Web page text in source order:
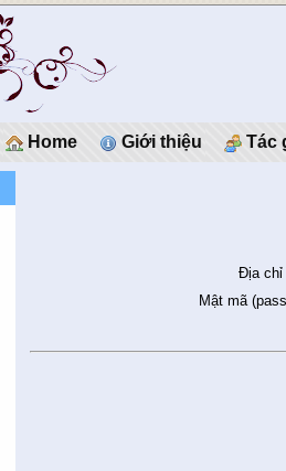
Home Giới thiệu Tác
Địa chỉ
Mật mã